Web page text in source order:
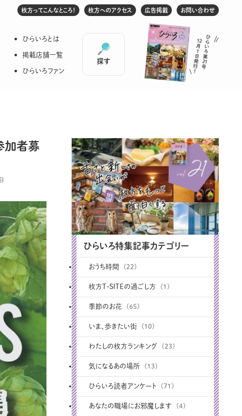
ひらいろとは
掲載店舗一覧
ひらいろファン
探す
枚方ってこんなところ！ 枚方へのアクセス 広告掲載 お問い合わせ
加者募
ひらいろ特集記事カテゴリー
おうち時間 (22)
枚方T-SITEの過ごし方 (1)
季節のお花 (65)
いま、歩きたい街 (10)
わたしの枚方ランキング (23)
気になるあの場所 (13)
ひらいろ読者アンケート (71)
あなたの職場にお邪魔します (4)